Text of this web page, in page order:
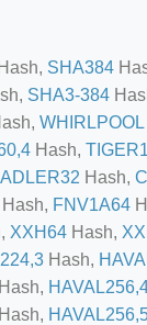
Hash, SHA384
SHA3-384
WHIRLPOOL
Hash,
ADLER32 Hash,
Hash, FNV1A64
XXH64 Hash,
Hash,
Hash,
Hash,